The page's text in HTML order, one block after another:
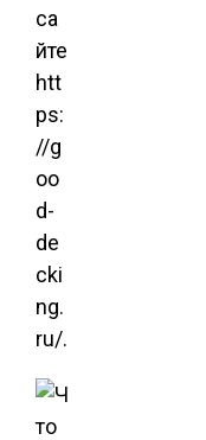
са
йте
htt
ps:
//g
oo
d-
de
cki
ng.
ru/.